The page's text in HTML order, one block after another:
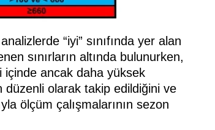
“iyi” sınıfında yer alan
sınırların altında bulunurken,
içinde ancak daha yüksek
olarak takip edildiğini ve
ölçüm çalışmalarının sezon